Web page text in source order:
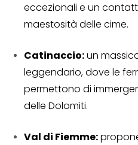
eccezionali e un
maestosità delle cime.
Catinaccio:un
leggendario, dove le
permettono di
delle Dolomiti.
Val di Fiemme: